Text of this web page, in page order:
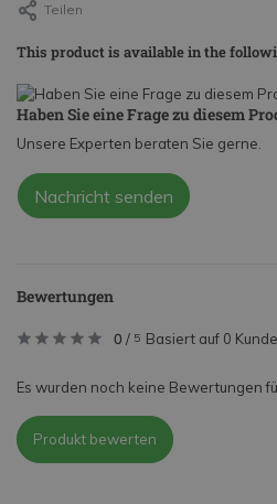
Teilen
This product is available in the
Haben Sie eine Frage zu diesem
Unsere Experten beraten Sie gerne.
Nachricht senden
Bewertungen
0 / 5 Basiert auf 0
Es wurden noch keine Bewertungen
Produkt bewerten